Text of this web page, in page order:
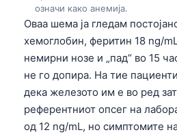
означи како анемија.
Оваа шема ја гледам
хемоглобин, феритин 18 ng/
немирни нозе и „пад“ во 15
не го допира. На тие
дека железото им е во ред
референтниот опсег на
од 12 ng/mL, но симптомите